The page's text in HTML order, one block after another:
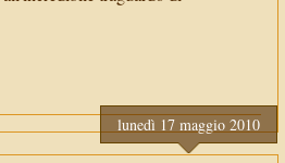
lunedì 17 maggio 2010